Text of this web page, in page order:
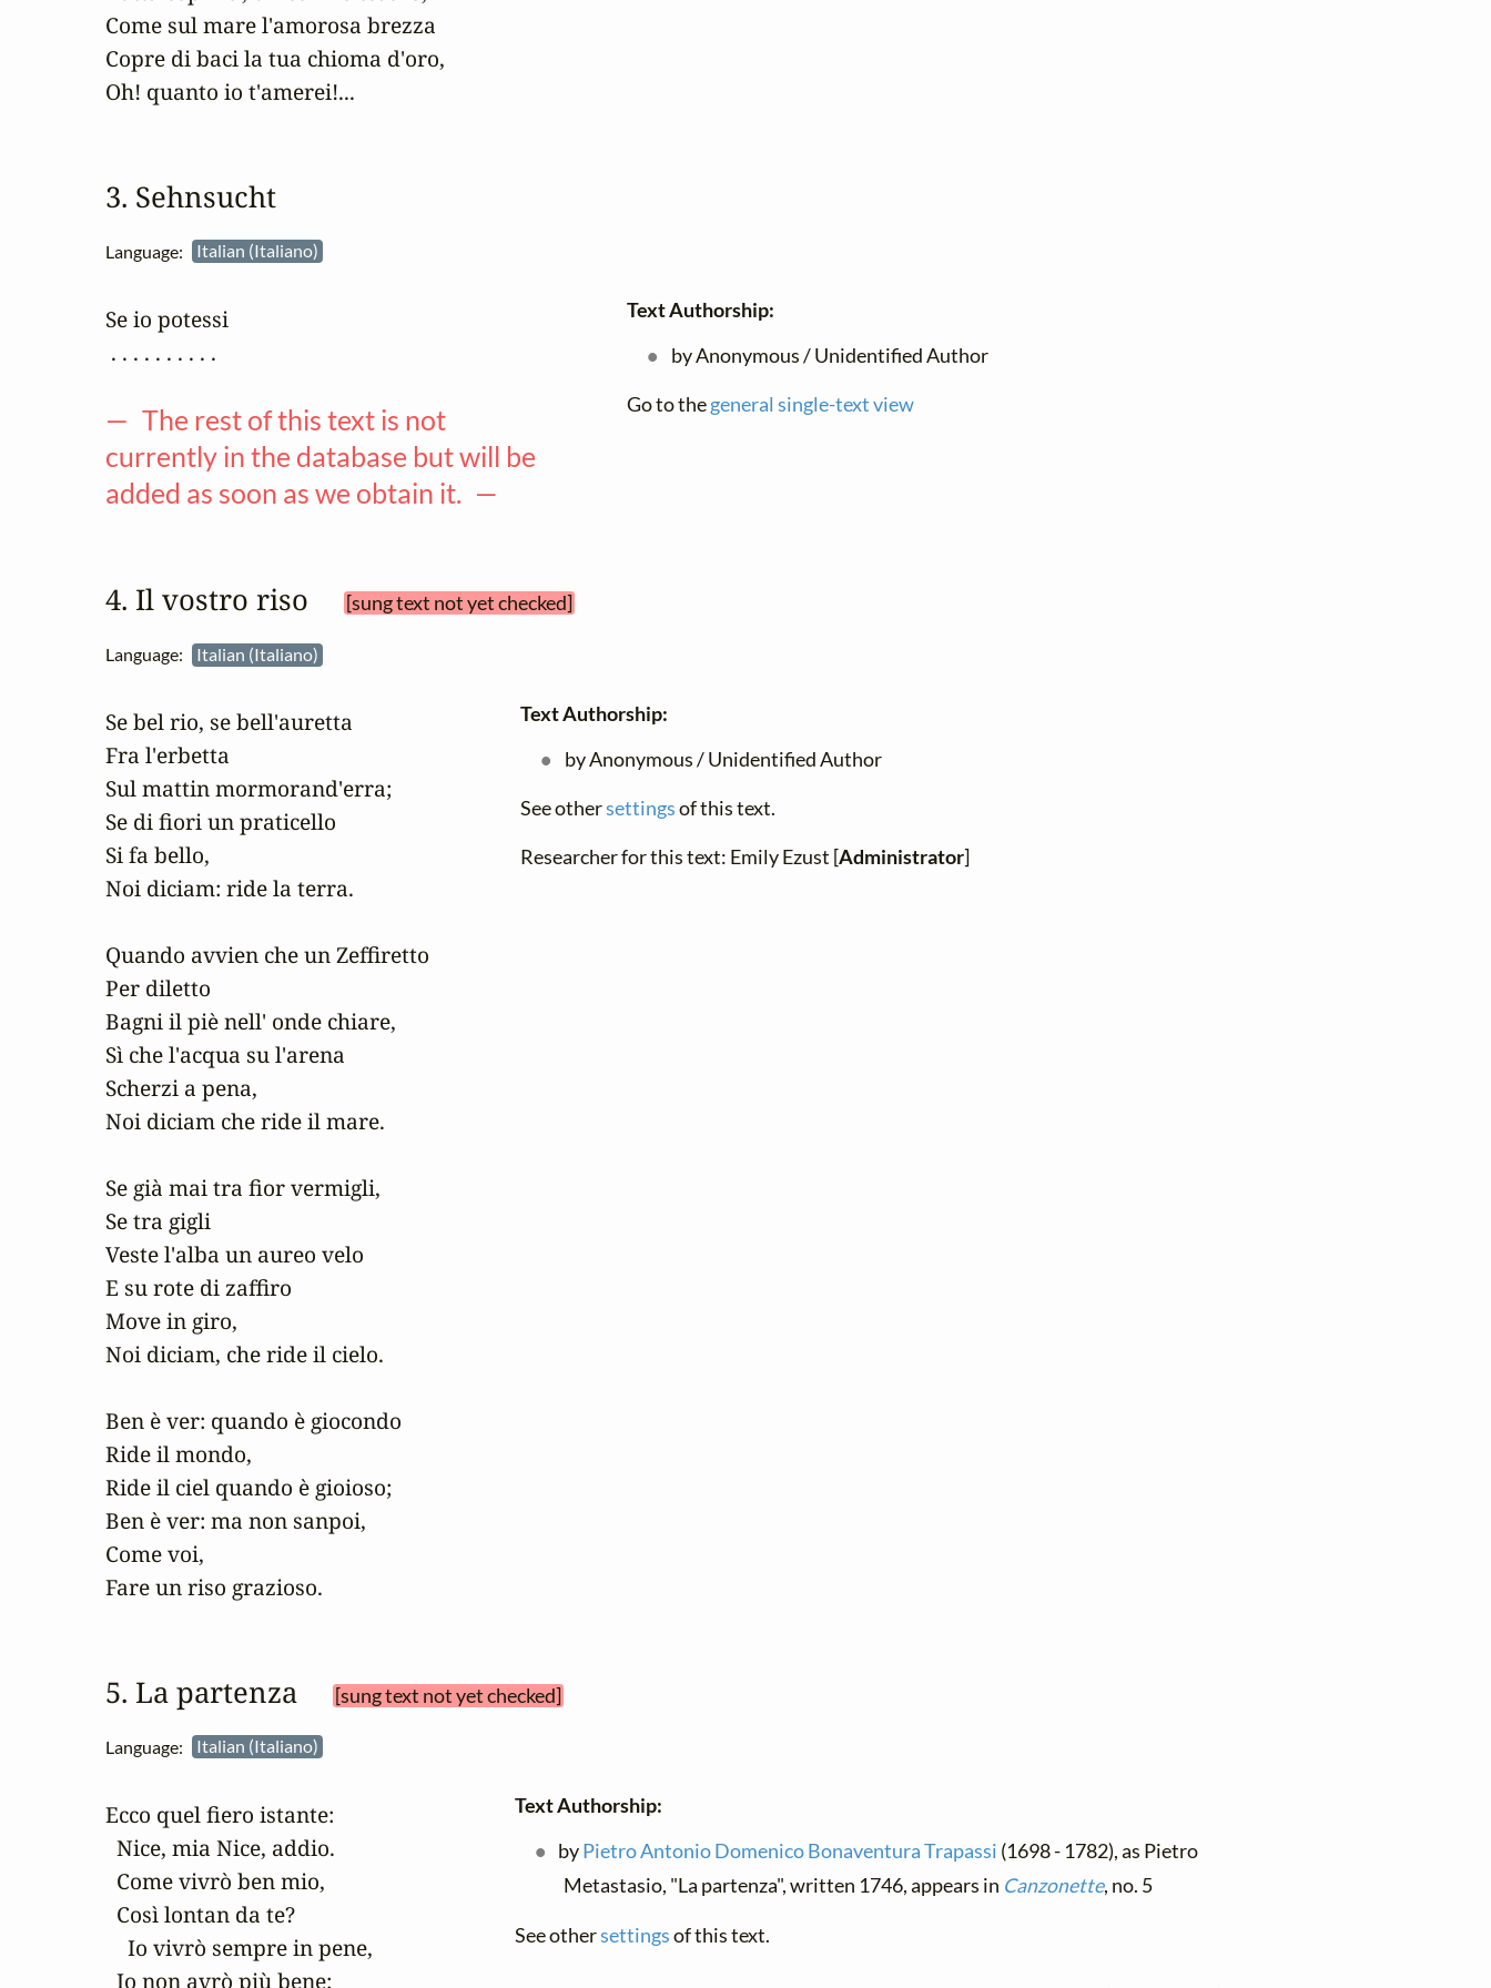
Come sul mare l'amorosa brezza
Copre di baci la tua chioma d'oro,
Oh! quanto io t'amerei!...
3. Sehnsucht
Language: Italian (Italiano)
Se io potessi
. . . . . . . . . .
— The rest of this text is not
currently in the database but will be
added as soon as we obtain it. —
Text Authorship:
by Anonymous / Unidentified Author
Go to thegeneral single-text view
4. Il vostro riso [sung text not yet checked]
Language: Italian (Italiano)
Se bel rio, se bell'auretta
Fra l'erbetta
Sul mattin mormorand'erra;
Se di fiori un praticello
Si fa bello,
Noi diciam: ride la terra.
Quando avvien che un Zeffiretto
Per diletto
Bagni il piè nell' onde chiare,
Sì che l'acqua su l'arena
Scherzi a pena,
Noi diciam che ride il mare.
Se già mai tra fior vermigli,
Se tra gigli
Veste l'alba un aureo velo
E su rote di zaffiro
Move in giro,
Noi diciam, che ride il cielo.
Ben è ver: quando è giocondo
Ride il mondo,
Ride il ciel quando è gioioso;
Ben è ver: ma non sanpoi,
Come voi,
Fare un riso grazioso.
Text Authorship:
by Anonymous / Unidentified Author
See othersettingsof this text.
Researcher for this text: Emily Ezust [Administrator]
5. La partenza [sung text not yet checked]
Language: Italian (Italiano)
Ecco quel fiero istante:
  Nice, mia Nice, addio.
  Come vivrò ben mio,
  Così lontan da te?
    Io vivrò sempre in pene,
  Io non avrò più bene:
Text Authorship:
byPietro Antonio Domenico Bonaventura Trapassi (1698 - 1782), as Pietro
Metastasio, "La partenza", written 1746, appears in Canzonette, no. 5
See othersettingsof this text.